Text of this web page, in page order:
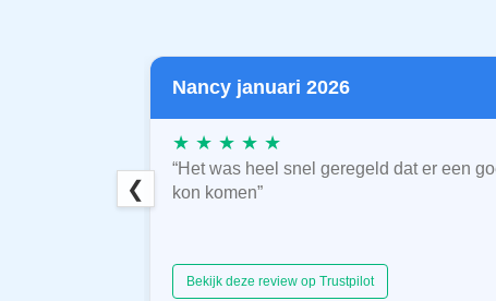
Nancy januari 2026
★ ★ ★ ★ ★
“Het was heel snel geregeld dat er een
kon komen”
Bekijk deze review op Trustpilot
❮